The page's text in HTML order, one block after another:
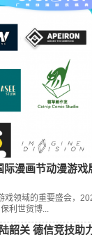
际漫画节动漫游戏
戏领域的重要盛会，
利世贸博...
韶关 德信竞技助